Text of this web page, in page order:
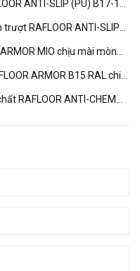
ANTI-SLIP (PU) B17-1
RAFLOOR ANTI-SLIP
MIO chịu mài mòn
ARMOR B15 RAL chi
RAFLOOR ANTI-CHEM